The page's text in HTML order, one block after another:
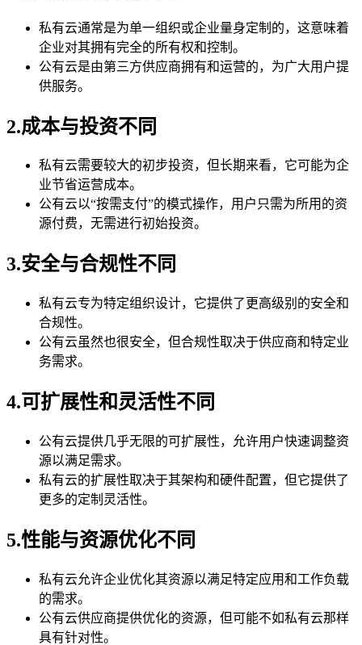
私有云通常是为单一组织或企业量身定制的，这意味着
企业对其拥有完全的所有权和控制。
公有云是由第三方供应商拥有和运营的，为广大用户提
供服务。
2.成本与投资不同
私有云需要较大的初步投资，但长期来看，它可能为企
业节省运营成本。
公有云以“按需支付”的模式操作，用户只需为所用的资
源付费，无需进行初始投资。
3.安全与合规性不同
私有云专为特定组织设计，它提供了更高级别的安全和
合规性。
公有云虽然也很安全，但合规性取决于供应商和特定业
务需求。
4.可扩展性和灵活性不同
公有云提供几乎无限的可扩展性，允许用户快速调整资
源以满足需求。
私有云的扩展性取决于其架构和硬件配置，但它提供了
更多的定制灵活性。
5.性能与资源优化不同
私有云允许企业优化其资源以满足特定应用和工作负载
的需求。
公有云供应商提供优化的资源，但可能不如私有云那样
具有针对性。